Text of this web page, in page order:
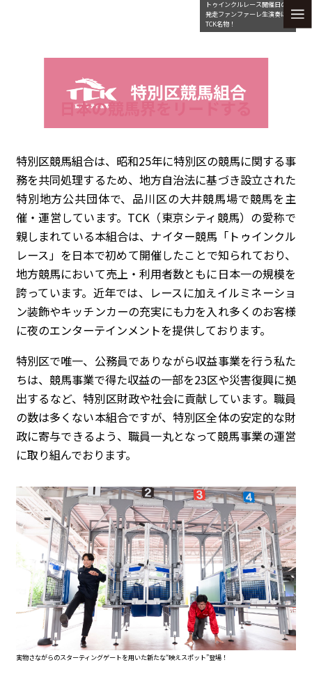
トゥインクルレース開催日の
発走ファンファーレ生演奏は
TCK名物！
日本の競馬界をリードする
特別区競馬組合は、昭和25年に特別区の競馬に関する事
務を共同処理するため、地方自治法に基づき設立された
特別地方公共団体で、品川区の大井競馬場で競馬を主
催・運営しています。TCK（東京シティ競馬）の愛称で
親しまれている本組合は、ナイター競馬「トゥインクル
レース」を日本で初めて開催したことで知られており、
地方競馬において売上・利用者数ともに日本一の規模を
誇っています。近年では、レースに加えイルミネーショ
ン装飾やキッチンカーの充実にも力を入れ多くのお客様
に夜のエンターテインメントを提供しております。
特別区で唯一、公務員でありながら収益事業を行う私た
ちは、競馬事業で得た収益の一部を23区や災害復興に拠
出するなど、特別区財政や社会に貢献しています。職員
の数は多くない本組合ですが、特別区全体の安定的な財
政に寄与できるよう、職員一丸となって競馬事業の運営
に取り組んでおります。
実物さながらのスターティングゲートを用いた新たな“映えスポット”登場！